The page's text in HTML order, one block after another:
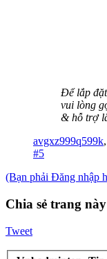
Để lắp
vui lòng
& hỗ trợ
avgxz999q599k,
#5
(Bạn phải Đăng nhập
Chia sẻ trang này
Tweet